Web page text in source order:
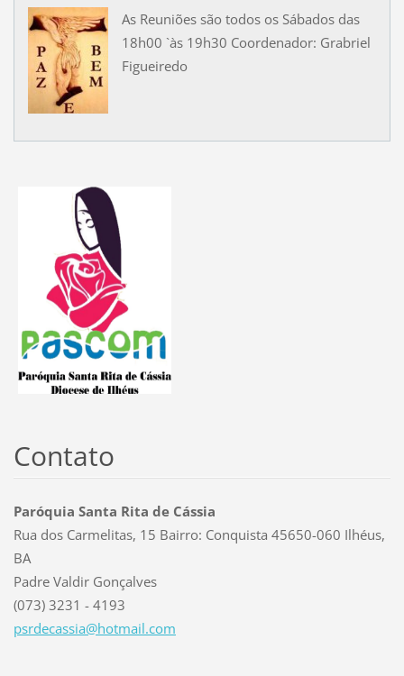
As Reuniões são todos os Sábados das
18h00 `às 19h30 Coordenador: Grabriel
Figueiredo
Contato
Paróquia Santa Rita de Cássia
Rua dos Carmelitas, 15 Bairro: Conquista 45650-060 Ilhéus,
BA
Padre Valdir Gonçalves
(073) 3231 - 4193
psrdecassia@hotmail.com